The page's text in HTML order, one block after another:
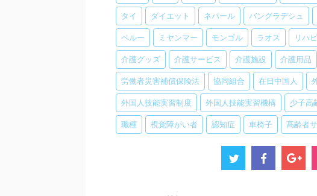
タイ ダイエット ネパール バングラデシュ
ペルー ミヤンマー モンゴル ラオス リハ
介護グッズ 介護サービス 介護施設 介護用品
労働者災害補償保険法 協同組合 在日中国人
外国人技能実習制度 外国人技能実習機構 少子高
職種 視覚障がい者 認知症 車椅子 高齢者